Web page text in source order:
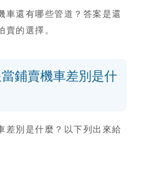
車還有哪些管道 ？答案是還
的選擇。
鋪賣機車差別是什
差別是什麼？ 以下列出來給